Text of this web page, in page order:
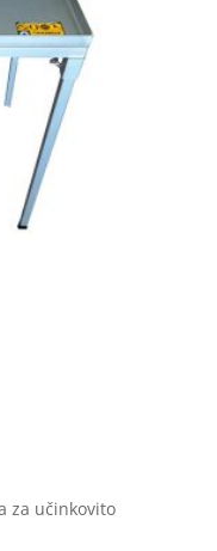
za učinkovito